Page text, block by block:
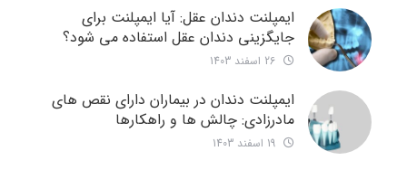
ایمپلنت دندان عقل: آیا ایمپلنت برای
جایگزینی دندان عقل استفاده می شود؟
ایمپلنت دندان در بیماران دارای نقص های
مادرزادی: چالش ها و راهکارها